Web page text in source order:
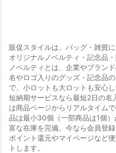
販促スタイルは、バッグ・雑貨
オリジナルノベルティ・記念品
ノベルティとは、企業やブラン
名やロゴ入りのグッズ・記念品
で、小ロットも大ロットも安心
短納期サービスなら最短2日の名
は商品ページからリアルタイム
品は最小30個（一部商品は1個
富な在庫を完備。今なら会員登
ポイント還元やマイページなど
トします。